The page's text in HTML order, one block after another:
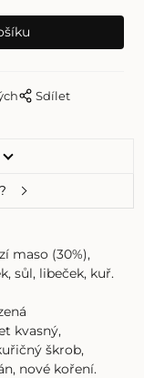
Sdílet
maso (30%),
sůl, libeček, kuř.
kvasný,
škrob,
nové koření.